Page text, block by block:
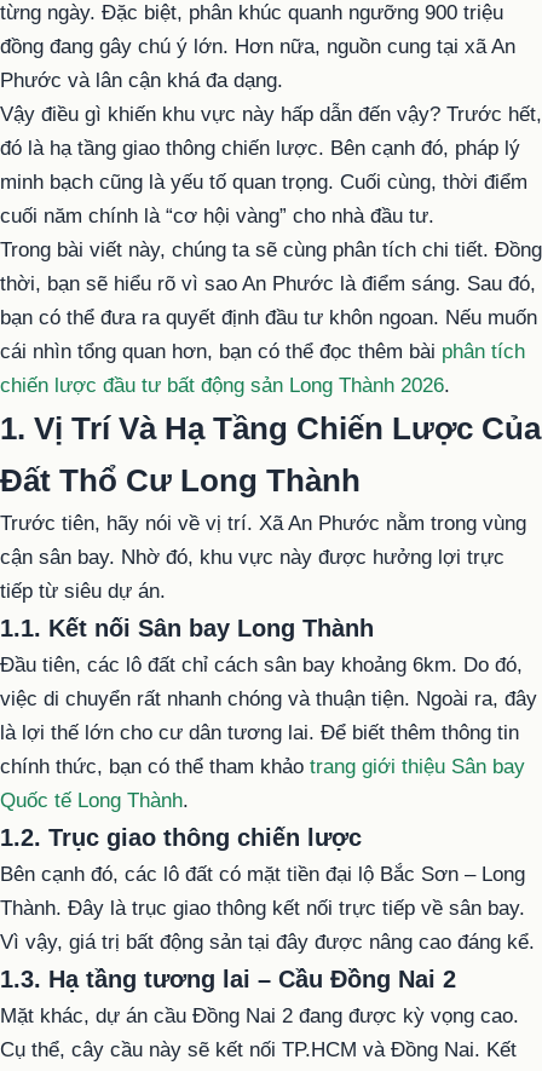
từng ngày. Đặc biệt, phân khúc quanh ngưỡng 900 triệu
đồng đang gây chú ý lớn. Hơn nữa, nguồn cung tại xã An
Phước và lân cận khá đa dạng.
Vậy điều gì khiến khu vực này hấp dẫn đến vậy? Trước hết,
đó là hạ tầng giao thông chiến lược. Bên cạnh đó, pháp lý
minh bạch cũng là yếu tố quan trọng. Cuối cùng, thời điểm
cuối năm chính là “cơ hội vàng” cho nhà đầu tư.
Trong bài viết này, chúng ta sẽ cùng phân tích chi tiết. Đồng
thời, bạn sẽ hiểu rõ vì sao An Phước là điểm sáng. Sau đó,
bạn có thể đưa ra quyết định đầu tư khôn ngoan. Nếu muốn
cái nhìn tổng quan hơn, bạn có thể đọc thêm bài phân tích
chiến lược đầu tư bất động sản Long Thành 2026.
1. Vị Trí Và Hạ Tầng Chiến Lược Của
Đất Thổ Cư Long Thành
Trước tiên, hãy nói về vị trí. Xã An Phước nằm trong vùng
cận sân bay. Nhờ đó, khu vực này được hưởng lợi trực
tiếp từ siêu dự án.
1.1. Kết nối Sân bay Long Thành
Đầu tiên, các lô đất chỉ cách sân bay khoảng 6km. Do đó,
việc di chuyển rất nhanh chóng và thuận tiện. Ngoài ra, đây
là lợi thế lớn cho cư dân tương lai. Để biết thêm thông tin
chính thức, bạn có thể tham khảo trang giới thiệu Sân bay
Quốc tế Long Thành.
1.2. Trục giao thông chiến lược
Bên cạnh đó, các lô đất có mặt tiền đại lộ Bắc Sơn – Long
Thành. Đây là trục giao thông kết nối trực tiếp về sân bay.
Vì vậy, giá trị bất động sản tại đây được nâng cao đáng kể.
1.3. Hạ tầng tương lai – Cầu Đồng Nai 2
Mặt khác, dự án cầu Đồng Nai 2 đang được kỳ vọng cao.
Cụ thể, cây cầu này sẽ kết nối TP.HCM và Đồng Nai. Kết